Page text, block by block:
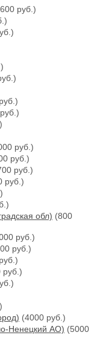
руб.)
руб.)
руб.)
руб.)
руб.)
обл) (800
руб.)
руб.)
руб.)
(4000 руб.)
Ненецкий АО) (5000